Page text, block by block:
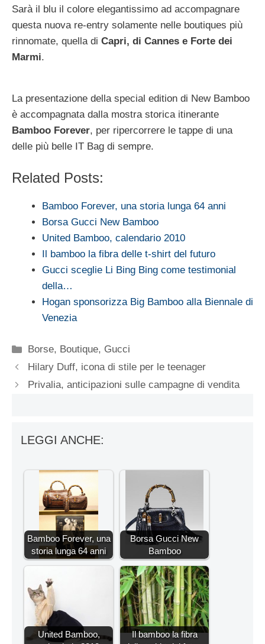
Sarà il blu il colore elegantissimo ad accompagnare
questa nuova re-entry solamente nelle boutiques più
rinnomate, quella di Capri, di Cannes e Forte dei
Marmi.
La presentazione della special edition di New Bamboo
è accompagnata dalla mostra storica itinerante
Bamboo Forever, per ripercorrere le tappe di una
delle più belle IT Bag di sempre.
Related Posts:
Bamboo Forever, una storia lunga 64 anni
Borsa Gucci New Bamboo
United Bamboo, calendario 2010
Il bamboo la fibra delle t-shirt del futuro
Gucci sceglie Li Bing Bing come testimonial
della…
Hogan sponsorizza Big Bamboo alla Biennale di
Venezia
Categorie
Borse, Boutique, Gucci
Hilary Duff, icona di stile per le teenager
Privalia, anticipazioni sulle campagne di vendita
LEGGI ANCHE:
Bamboo Forever, una
storia lunga 64 anni
Borsa Gucci New
Bamboo
United Bamboo,
Il bamboo la fibra